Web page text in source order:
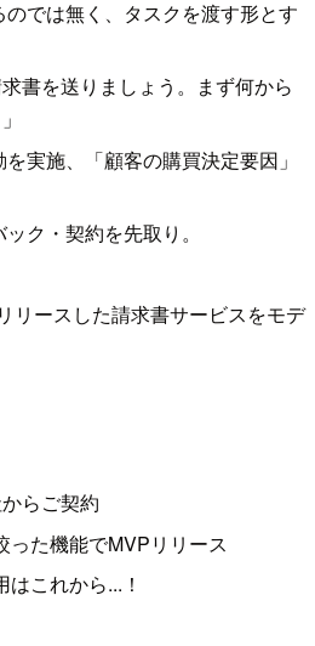
では無く、タスクを渡す形とす
求書を送りましょう。まず何から
実施、「顧客の購買決定要因」
ク・契約を先取り。
リースした請求書サービスをモデ
らご契約
った機能でMVPリリース
これから...！